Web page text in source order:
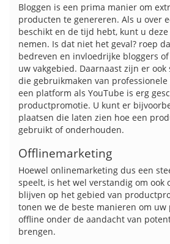
Bloggen is een prima manier om
producten te genereren. Als u over
beschikt en de tijd hebt, kunt u
nemen. Is dat niet het geval? roep
bedreven en invloedrijke bloggers
uw vakgebied. Daarnaast zijn er ook
die gebruikmaken van
een platform als YouTube is erg
productpromotie. U kunt er
plaatsen die laten zien hoe een
gebruikt of onderhouden.
Offlinemarketing
Hoewel onlinemarketing dus een
speelt, is het wel verstandig om ook
blijven op het gebied van
tonen we de beste manieren om uw
offline onder de aandacht van
brengen.